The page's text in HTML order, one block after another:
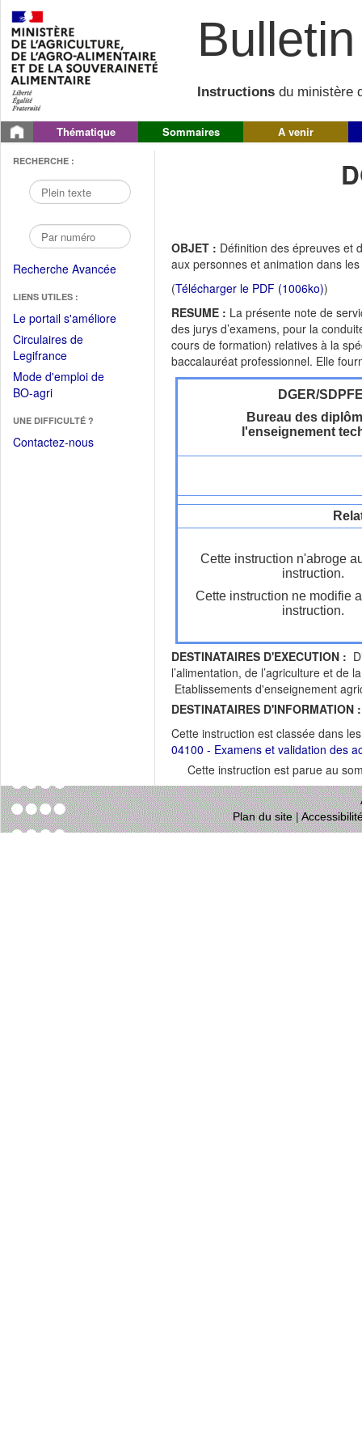
Instructions du ministère
Thématique Sommaires A venir
RECHERCHE :
Recherche Avancée
LIENS UTILES :
Le portail s'améliore(Fichier
Circulaires de
Legifrance(Ouvrir
dans
une
fenêtre)
Mode d'emploi de
BO-agri(Ouvrir
une
nouvelle
UNE DIFFICULTÉ ?
Contactez-nous
OBJET : Définition des épreuves et
aux personnes et animation dans
(Télécharger le PDF (1006ko))
RESUME : La présente note de
des jurys d’examens, pour la
cours de formation) relatives à la
baccalauréat professionnel. Elle
DGER/
Bureau des
l'enseignement
Cette instruction n'abroge
instruction.
Cette instruction ne modifie
instruction.
DESTINATAIRES D'EXECUTION :
l’alimentation, de l’agriculture et
Etablissements d'enseignement
DESTINATAIRES D'INFORMATION :
Cette instruction est classée dans
04100 - Examens et validation des
Cette instruction est parue au
Plan du site|